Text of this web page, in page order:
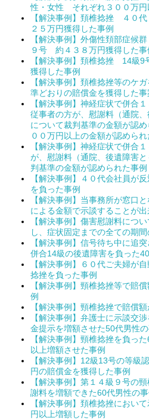
性・女性 それぞれ３００万円
【解決事例】頚椎捻挫 ４０
２５万円獲得した事例
【解決事例】外傷性頚部症
９号 約４３８万円獲得した事
【解決事例】頚椎捻挫 14
獲得した事例
【解決事例】頚椎捻挫等のケ
準どおりの賠償金を獲得した事
【解決事例】神経症状で併合
従事者の方が、慰謝料（通院
について裁判基準の金額が認
００万円以上の金額が認められ
【解決事例】神経症状で併合
が、慰謝料（通院、後遺障害
判基準の金額が認められた事例
【解決事例】４０代会社員が
を負った事例
【解決事例】当事務所が窓口
による金額で示談することが出
【解決事例】傷害慰謝料につ
し、症状固定までの全ての期
【解決事例】信号待ち中に追
併合14級の後遺障害を負った
【解決事例】６０代ご夫婦が
捻挫を負った事例
【解決事例】頸椎捻挫等で賠
例
【解決事例】頸椎捻挫で賠償
【解決事例】弁護士に示談交
金提示を増額させた50代男性の
【解決事例】頸椎捻挫を負っ
以上増額させた事例
【解決事例】12級13号の等級
円の賠償金を獲得した事例
【解決事例】第１４級９号の
謝料を増額できた60代男性の事
【解決事例】頚椎捻挫におい
円以上増額した事例